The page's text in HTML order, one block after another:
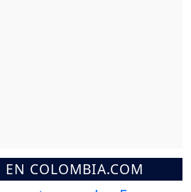
COLOMBIA.COM